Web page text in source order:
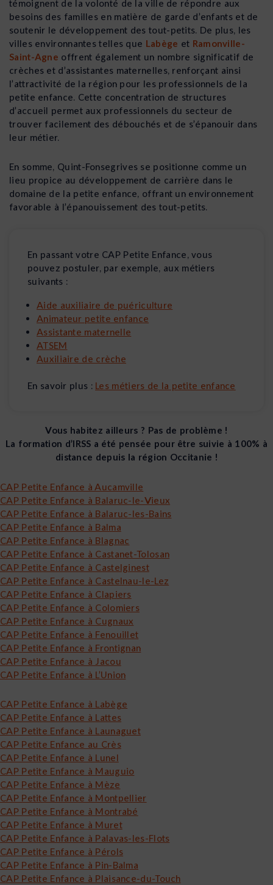
témoignent de la volonté de la ville de répondre aux
besoins des familles en matière de garde d’enfants et de
soutenir le développement des tout-petits. De plus, les
villes environnantes telles que Labège et Ramonville-
Saint-Agne offrent également un nombre significatif de
crèches et d’assistantes maternelles, renforçant ainsi
l’attractivité de la région pour les professionnels de la
petite enfance. Cette concentration de structures
d’accueil permet aux professionnels du secteur de
trouver facilement des débouchés et de s’épanouir dans
leur métier.
En somme, Quint-Fonsegrives se positionne comme un
lieu propice au développement de carrière dans le
domaine de la petite enfance, offrant un environnement
favorable à l’épanouissement des tout-petits.
En passant votre CAP Petite Enfance, vous
pouvez postuler, par exemple, aux métiers
suivants :
Aide auxiliaire de puériculture
Animateur petite enfance
Assistante maternelle
ATSEM
Auxiliaire de crèche
En savoir plus : Les métiers de la petite enfance
Vous habitez ailleurs ? Pas de problème !
La formation d’IRSS a été pensée pour être suivie à 100% à
distance depuis la région Occitanie !
CAP Petite Enfance à Aucamville
CAP Petite Enfance à Balaruc-le-Vieux
CAP Petite Enfance à Balaruc-les-Bains
CAP Petite Enfance à Balma
CAP Petite Enfance à Blagnac
CAP Petite Enfance à Castanet-Tolosan
CAP Petite Enfance à Castelginest
CAP Petite Enfance à Castelnau-le-Lez
CAP Petite Enfance à Clapiers
CAP Petite Enfance à Colomiers
CAP Petite Enfance à Cugnaux
CAP Petite Enfance à Fenouillet
CAP Petite Enfance à Frontignan
CAP Petite Enfance à Jacou
CAP Petite Enfance à L’Union
CAP Petite Enfance à Labège
CAP Petite Enfance à Lattes
CAP Petite Enfance à Launaguet
CAP Petite Enfance au Crès
CAP Petite Enfance à Lunel
CAP Petite Enfance à Mauguio
CAP Petite Enfance à Mèze
CAP Petite Enfance à Montpellier
CAP Petite Enfance à Montrabé
CAP Petite Enfance à Muret
CAP Petite Enfance à Palavas-les-Flots
CAP Petite Enfance à Pérols
CAP Petite Enfance à Pin-Balma
CAP Petite Enfance à Plaisance-du-Touch